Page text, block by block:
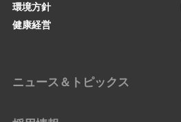
環境方針
健康経営
ニュース＆トピックス